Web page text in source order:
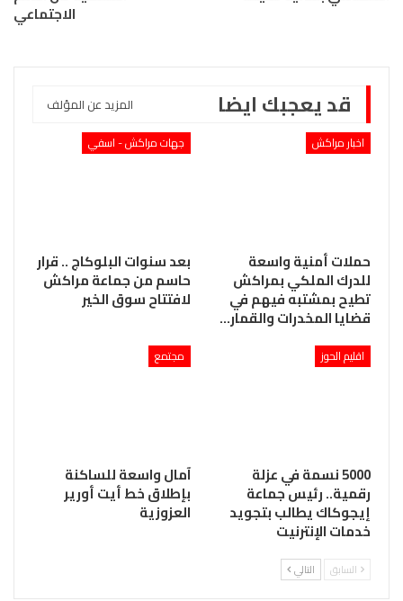
الاجتماعي
قد يعجبك ايضا المزيد عن المؤلف
اخبار مراكش
حملات أمنية واسعة
للدرك الملكي بمراكش
تطيح بمشتبه فيهم في
قضايا المخدرات والقمار…
جهات مراكش - اسفي
بعد سنوات البلوكاج .. قرار
حاسم من جماعة مراكش
لافتتاح سوق الخير
اقليم الحوز
5000 نسمة في عزلة
رقمية.. رئيس جماعة
إيجوكاك يطالب بتجويد
خدمات الإنترنيت
مجتمع
آمال واسعة للساكنة
بإطلاق خط أيت أورير
العزوزية
السابق التالي